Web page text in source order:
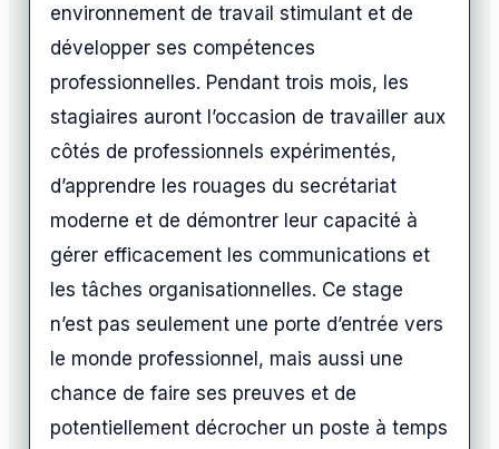
environnement de travail stimulant et de
développer ses compétences
professionnelles. Pendant trois mois, les
stagiaires auront l’occasion de travailler aux
côtés de professionnels expérimentés,
d’apprendre les rouages du secrétariat
moderne et de démontrer leur capacité à
gérer efficacement les communications et
les tâches organisationnelles. Ce stage
n’est pas seulement une porte d’entrée vers
le monde professionnel, mais aussi une
chance de faire ses preuves et de
potentiellement décrocher un poste à temps